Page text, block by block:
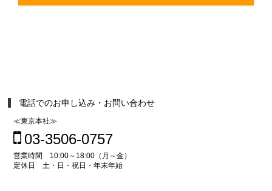
電話でのお申し込み・お問い合わせ
≪東京本社≫
03-3506-0757
営業時間 10:00～18:00（月～金）
定休日 土・日・祝日・年末年始